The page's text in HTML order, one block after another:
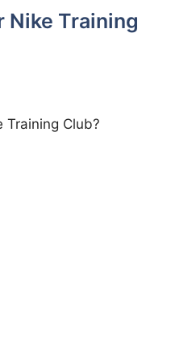
Nike ‍Training
Training Club?